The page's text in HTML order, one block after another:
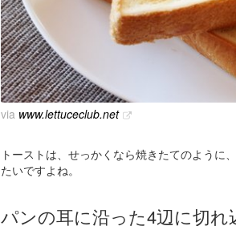
via www.lettuceclub.net
トーストは、せっかくなら焼きたてのように
たいですよね。
パンの耳に沿った4辺に切れ